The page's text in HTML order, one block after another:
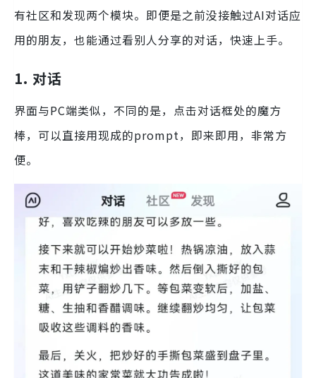
有社区和发现两个模块。即便是之前没接触过AI对话应
用的朋友，也能通过看别人分享的对话，快速上手。
1. 对话
界面与PC端类似，不同的是，点击对话框处的魔方
棒，可以直接用现成的prompt，即来即用，非常方
便。